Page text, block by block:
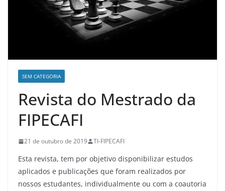
SEM CATEGORIA
Revista do Mestrado da
FIPECAFI
21 de outubro de 2019 TI-FIPECAFI
Esta revista, tem por objetivo disponibilizar estudos
aplicados e publicações que foram realizados por
nossos estudantes, individualmente ou com a coautoria